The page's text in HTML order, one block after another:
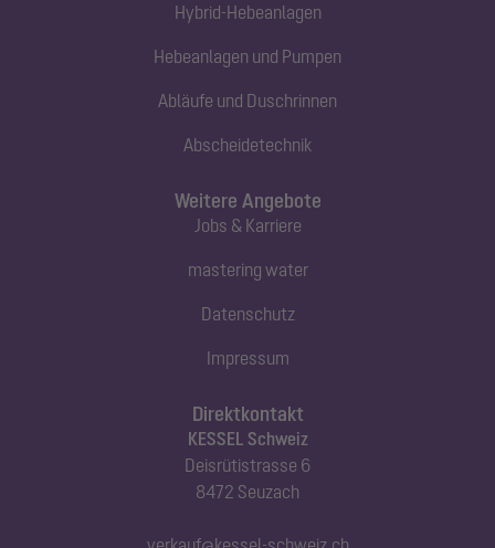
Hybrid-Hebeanlagen
Hebeanlagen und Pumpen
Abläufe und Duschrinnen
Abscheidetechnik
Direktkontakt
KESSEL Schweiz
Deisrütistrasse 6
8472 Seuzach
Weitere Angebote
Jobs & Karriere
mastering water
Datenschutz
Impressum